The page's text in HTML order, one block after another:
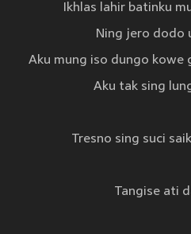
Ikhlas lahir batinku
Ning jero dodo
Aku mung iso dungo kowe
Aku tak sing
Tresno sing suci
Tangise ati